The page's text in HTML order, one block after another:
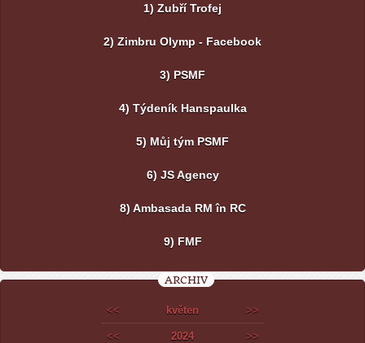
1) Zubří Trofej
2) Zimbru Olymp - Facebook
3) PSMF
4) Týdeník Hanspaulka
5) Můj tým PSMF
6) JS Agency
8) Ambasada RM în RC
9) FMF
ARCHIV
<< květen >>
<< 2024 >>